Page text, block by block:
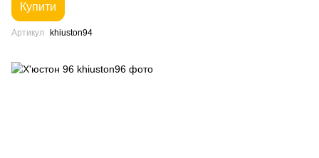
Купити
Артикул khiuston94